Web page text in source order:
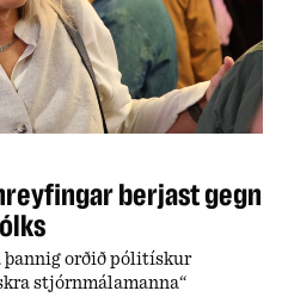
berjast gegn
orðið pólitískur
stjórnmálamanna“